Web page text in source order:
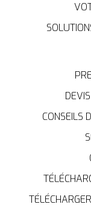
CONSEILS